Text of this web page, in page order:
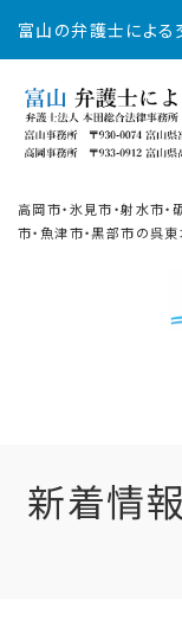
高岡市・氷見市・射水市
市・魚津市・黒部市の呉
新着情